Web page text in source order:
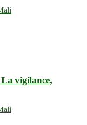
vigilance,